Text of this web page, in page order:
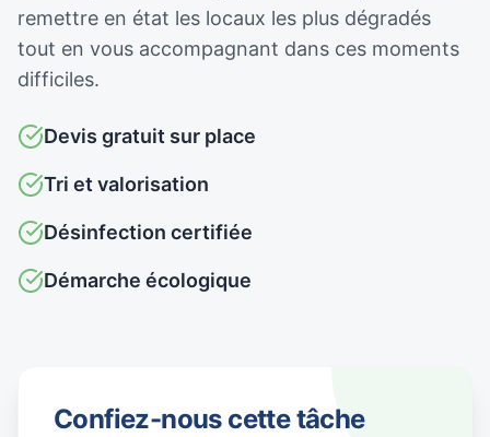
remettre en état les locaux les plus dégradés
tout en vous accompagnant dans ces moments
difficiles.
Devis gratuit sur place
Tri et valorisation
Désinfection certifiée
Démarche écologique
Confiez-nous cette tâche